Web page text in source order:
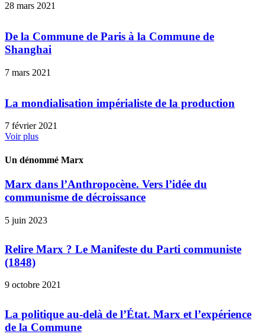
28 mars 2021
De la Commune de Paris à la Commune de
Shanghai
7 mars 2021
La mondialisation impérialiste de la production
7 février 2021
Voir plus
Un dénommé Marx
Marx dans l’Anthropocène. Vers l’idée du
communisme de décroissance
5 juin 2023
Relire Marx ? Le Manifeste du Parti communiste
(1848)
9 octobre 2021
La politique au-delà de l’État. Marx et l’expérience
de la Commune